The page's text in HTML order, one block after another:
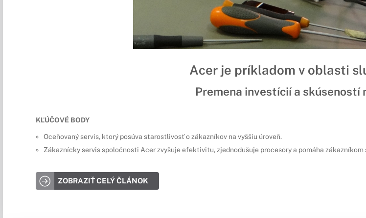
Acer je príkladom v oblasti
Premena investícií a skúseností
KĽÚČOVÉ BODY
Oceňovaný servis, ktorý posúva starostlivosť o zákazníkov na vyššiu úroveň.
Zákaznícky servis spoločnosti Acer zvyšuje efektivitu, zjednodušuje procesory a pomáha
ZOBRAZIŤ CELÝ ČLÁNOK